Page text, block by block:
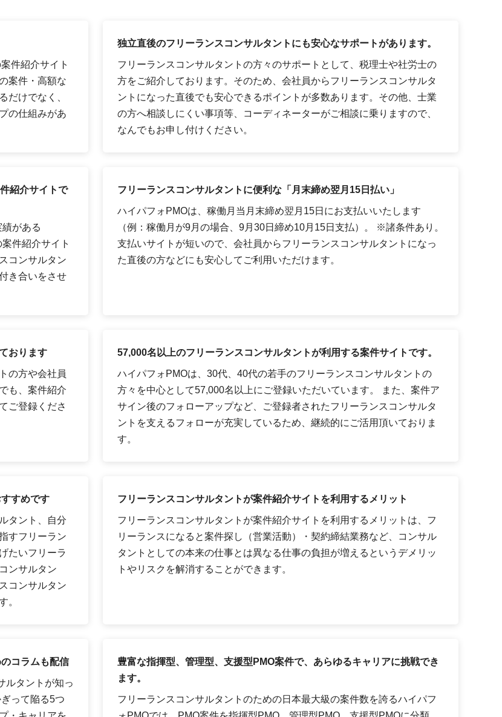
件紹介サイト
案件・高額な
だけでなく、
の仕組みがあ
独立直後のフリーランスコンサルタントにも安心なサポートがあります。
フリーランスコンサルタントの方々のサポートとして、税理士や社労士の
方をご紹介しております。そのため、会社員からフリーランスコンサルタ
ントになった直後でも安心できるポイントが多数あります。その他、士業
の方へ相談しにくい事項等、コーディネーターがご相談に乗りますので、
なんでもお申し付けください。
紹介サイトで
がある
件紹介サイト
コンサルタン
き合いをさせ
フリーランスコンサルタントに便利な「月末締め翌月15日払い」
ハイパフォPMOは、稼働月当月末締め翌月15日にお支払いいたします
（例：稼働月が9月の場合、9月30日締め10月15日支払）。 ※諸条件あり。
支払いサイトが短いので、会社員からフリーランスコンサルタントになっ
た直後の方などにも安心してご利用いただけます。
おります
の方や会社員
も、案件紹介
ご登録くださ
57,000名以上のフリーランスコンサルタントが利用する案件サイトです。
ハイパフォPMOは、30代、40代の若手のフリーランスコンサルタントの
方々を中心として57,000名以上にご登録いただいています。 また、案件ア
サイン後のフォローアップなど、ご登録者されたフリーランスコンサルタ
ントを支えるフォローが充実しているため、継続的にご活用頂いておりま
す。
すめです
タント、自分
すフリーラン
たいフリーラ
ンサルタン
コンサルタン
。
フリーランスコンサルタントが案件紹介サイトを利用するメリット
フリーランスコンサルタントが案件紹介サイトを利用するメリットは、フ
リーランスになると案件探し（営業活動）・契約締結業務など、コンサル
タントとしての本来の仕事とは異なる仕事の負担が増えるというデメリッ
トやリスクを解消することができます。
コラムも配信
ルタントが知っ
って陥る5つ
豊富な指揮型、管理型、支援型PMO案件で、あらゆるキャリアに挑戦でき
ます。
フリーランスコンサルタントのための日本最大級の案件数を誇るハイパフ